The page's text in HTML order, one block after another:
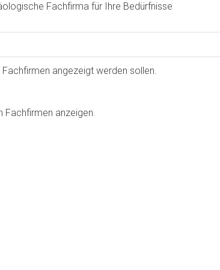
Fachfirma für Ihre Bedürfnisse
angezeigt werden sollen.
Fachfirmen anzeigen.